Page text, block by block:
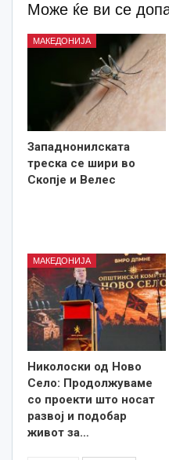
Може ќе ви се
МАКЕДОНИЈА
Западнонилската
треска се шири во
Скопје и Велес
МАКЕДОНИЈА
Николоски од Ново
Село: Продолжуваме
со проекти што носат
развој и подобар
живот за…